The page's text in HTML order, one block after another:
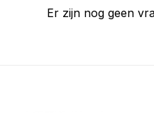
Er zijn nog geen